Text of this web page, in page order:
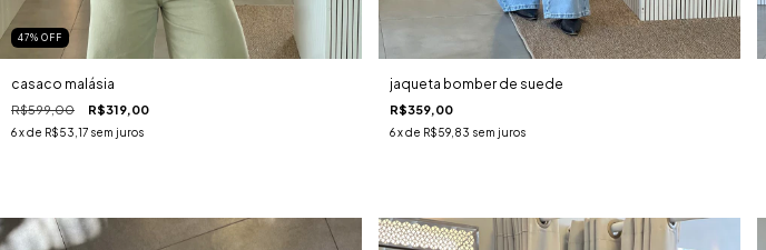
47% OFF
casaco malásia
R$599,00 R$319,00
6x de R$53,17 sem juros
jaqueta bomber de suede
R$359,00
6x de R$59,83 sem juros